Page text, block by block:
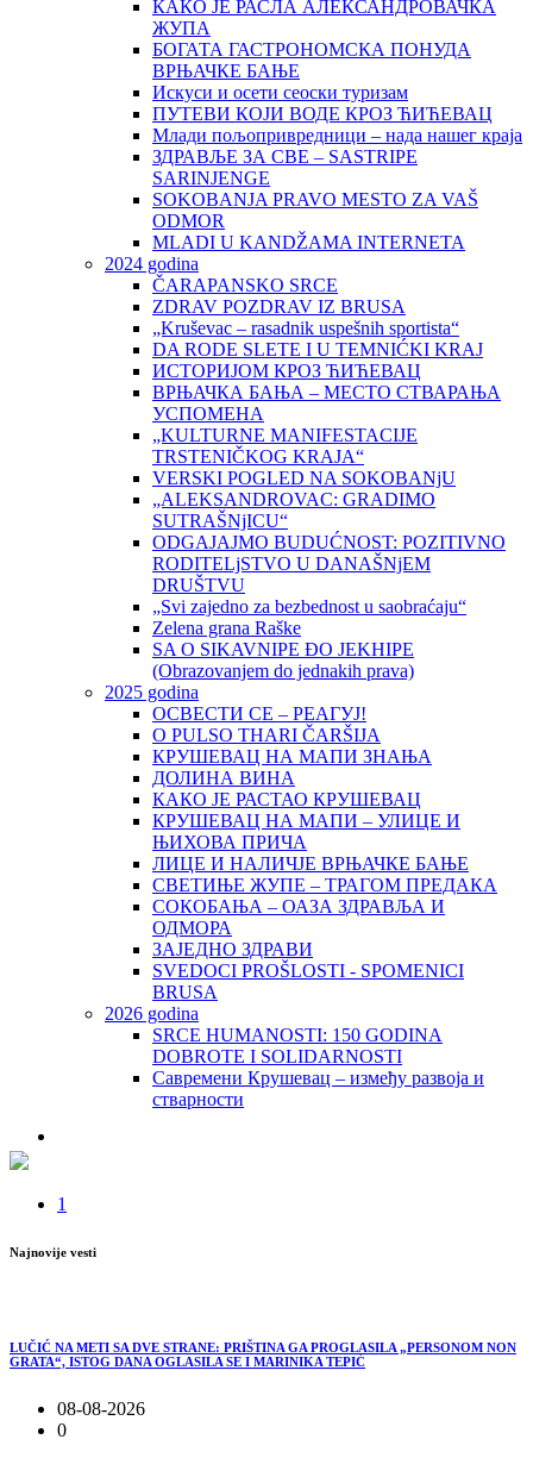
КАКО ЈЕ РАСЛА АЛЕКСАНДРОВАЧКА
ЖУПА
БОГАТА ГАСТРОНОМСКА ПОНУДА
ВРЊАЧКЕ БАЊЕ
Искуси и осети сеоски туризам
ПУТЕВИ КОЈИ ВОДЕ КРОЗ ЋИЋЕВАЦ
Млади пољопривредници – нада нашег краја
ЗДРАВЉЕ ЗА СВЕ – SASTRIPE
SARINJENGE
SOKOBANJA PRAVO MESTO ZA VAŠ
ODMOR
MLADI U KANDŽAMA INTERNETA
2024 godina
ČARAPANSKO SRCE
ZDRAV POZDRAV IZ BRUSA
„Kruševac – rasadnik uspešnih sportista“
DA RODE SLETE I U TEMNIĆKI KRAJ
ИСТОРИЈОМ КРОЗ ЋИЋЕВАЦ
ВРЊАЧКА БАЊА – МЕСТО СТВАРАЊА
УСПОМЕНА
„KULTURNE MANIFESTACIJE
TRSTENIČKOG KRAJA“
VERSKI POGLED NA SOKOBANjU
„ALEKSANDROVAC: GRADIMO
SUTRAŠNjICU“
ODGAJAJMO BUDUĆNOST: POZITIVNO
RODITELjSTVO U DANAŠNjEM
DRUŠTVU
„Svi zajedno za bezbednost u saobraćaju“
Zelena grana Raške
SA O SIKAVNIPE ĐO JEKHIPE
(Obrazovanjem do jednakih prava)
2025 godina
ОСВЕСТИ СЕ – РЕАГУЈ!
O PULSO THARI ČARŠIJA
КРУШЕВАЦ НА МАПИ ЗНАЊА
ДОЛИНА ВИНА
КАКО ЈЕ РАСТАО КРУШЕВАЦ
КРУШЕВАЦ НА МАПИ – УЛИЦЕ И
ЊИХОВА ПРИЧА
ЛИЦЕ И НАЛИЧЈЕ ВРЊАЧКЕ БАЊЕ
СВЕТИЊЕ ЖУПЕ – ТРАГОМ ПРЕДАКА
СОКОБАЊА – ОАЗА ЗДРАВЉА И
ОДМОРА
ЗАЈЕДНО ЗДРАВИ
SVEDOCI PROŠLOSTI - SPOMENICI
BRUSA
2026 godina
SRCE HUMANOSTI: 150 GODINA
DOBROTE I SOLIDARNOSTI
Савремени Крушевац – између развоја и
стварности
1
Najnovije vesti
LUČIĆ NA METI SA DVE STRANE: PRIŠTINA GA PROGLASILA „PERSONOM NON
GRATA“, ISTOG DANA OGLASILA SE I MARINIKA TEPIĆ
08-08-2026
0